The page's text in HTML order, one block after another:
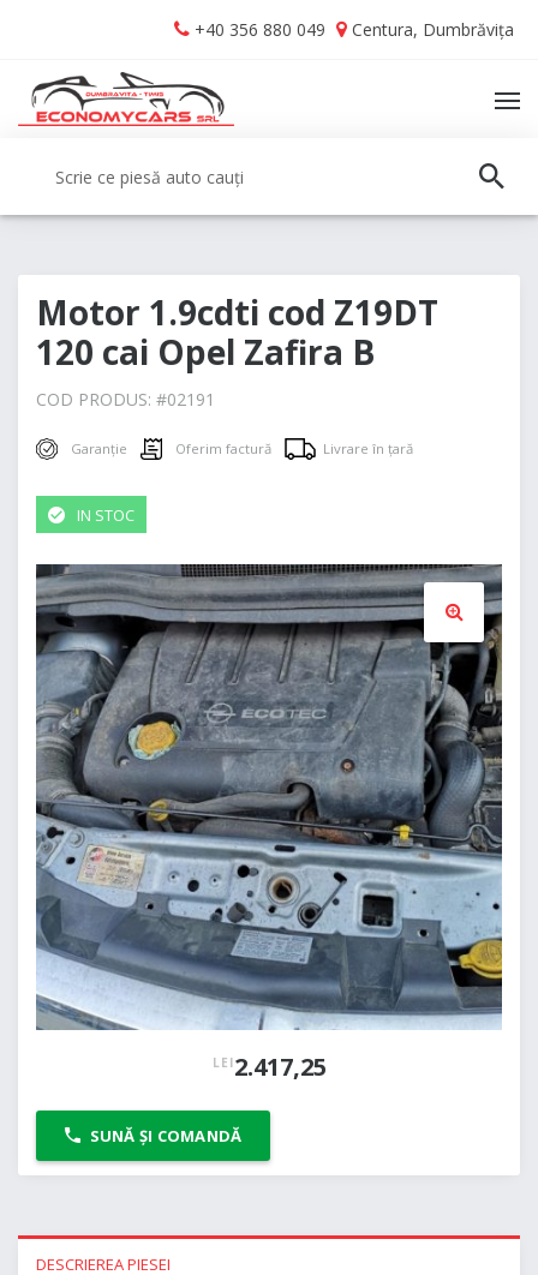
navigation
content
+40 356 880 049 Centura, Dumbrăvița
Motor 1.9cdti cod Z19DT
120 cai Opel Zafira B
COD PRODUS: #02191
Garanție Oferim factură Livrare în țară
IN STOC
🔍
LEI2.417,25
SUNĂ ȘI COMANDĂ
DESCRIEREA PIESEI